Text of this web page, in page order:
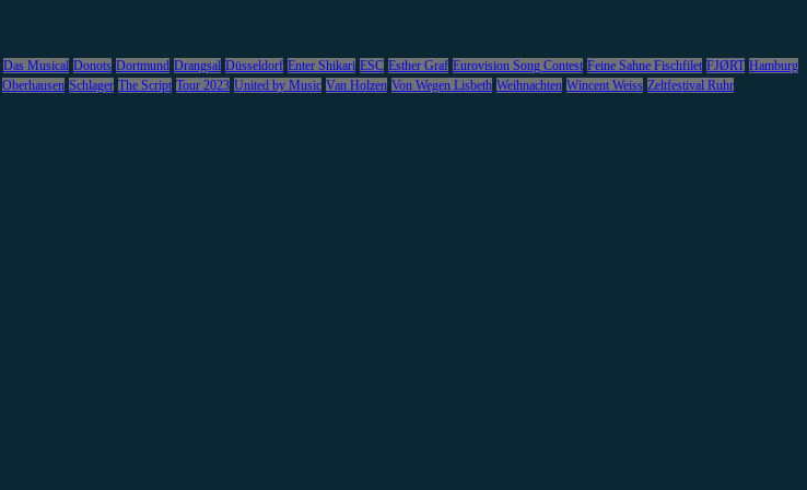
Das Musical Donots Dortmund Drangsal Düsseldorf Enter Shikari ESC Esther Graf Eurovision Song Contest Feine Sahne Fischfilet FJØRT Hamburg
Oberhausen Schlager The Script Tour 2023 United by Music Van Holzen Von Wegen Lisbeth Weihnachten Wincent Weiss Zeltfestival Ruhr